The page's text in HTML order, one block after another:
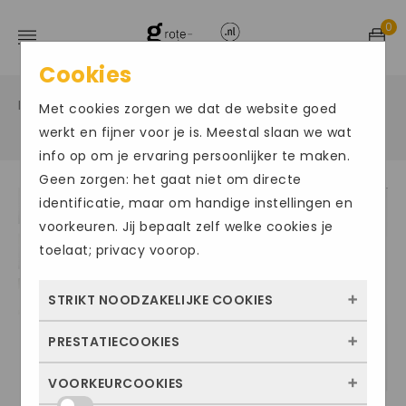
0
Home / Grote maten herenschoenen / Veter sportief
ACTIE
Cookies
Met cookies zorgen we dat de website goed
werkt en fijner voor je is. Meestal slaan we wat
info op om je ervaring persoonlijker te maken.
Geen zorgen: het gaat niet om directe
identificatie, maar om handige instellingen en
voorkeuren. Jij bepaalt zelf welke cookies je
toelaat; privacy voorop.
STRIKT NOODZAKELIJKE COOKIES
Deze cookies zorgen ervoor dat de website
kunnen niet worden uitgezet. Meestal
PRESTATIECOOKIES
Met deze cookies zien we hoe vaak onze
VOORKEURCOOKIES